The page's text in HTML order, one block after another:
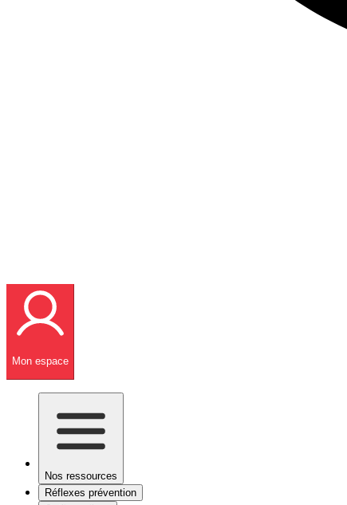
Mon espace
Nos ressources
Réflexes prévention